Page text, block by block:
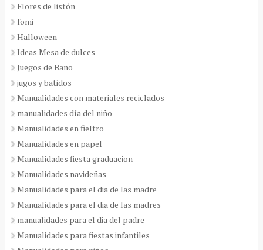
Flores de listón
fomi
Halloween
Ideas Mesa de dulces
Juegos de Baño
jugos y batidos
Manualidades con materiales reciclados
manualidades día del niño
Manualidades en fieltro
Manualidades en papel
Manualidades fiesta graduacion
Manualidades navideñas
Manualidades para el dia de las madre
Manualidades para el dia de las madres
manualidades para el dia del padre
Manualidades para fiestas infantiles